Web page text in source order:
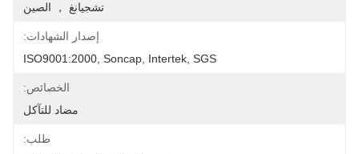
تشجيانغ ， الصين
إصدار الشهادات:
ISO9001:2000, Soncap, Intertek, SGS
الخصائص:
مضاد للتآكل
طلب: